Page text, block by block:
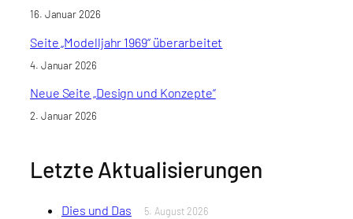
16. Januar 2026
Seite „Modelljahr 1969“ überarbeitet
4. Januar 2026
Neue Seite „Design und Konzepte“
2. Januar 2026
Letzte Aktualisierungen
Dies und Das 5. August 2026